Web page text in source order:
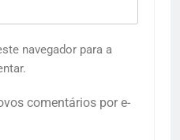
navegador para a
comentários por e-